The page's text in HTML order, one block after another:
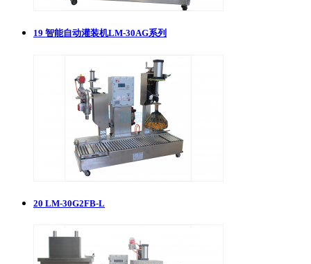
19 智能自动灌装机LM-30AG系列
20 LM-30G2FB-L